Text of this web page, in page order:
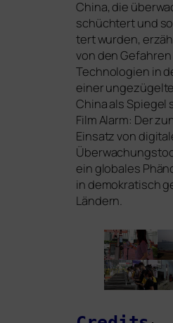
China, die
schüch­tert und
tert wur­den,
von den
Technologien in
einer
China als Spiegel
Film Alarm: Der
Einsatz von
ein glo­ba­les
in demo­kra­tisch
Ländern.